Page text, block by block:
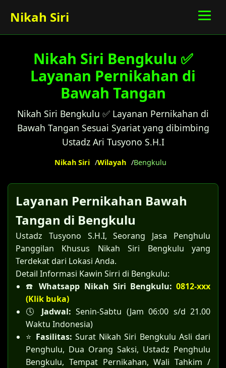
Nikah Siri
Nikah Siri Bengkulu ✅
Layanan Pernikahan di
Bawah Tangan
Nikah Siri Bengkulu ✅ Layanan Pernikahan di
Bawah Tangan Sesuai Syariat yang dibimbing
Ustadz Ari Tusyono S.H.I
Nikah Siri Wilayah Bengkulu
Layanan Pernikahan Bawah
Tangan di Bengkulu
Ustadz Tusyono S.H.I, Seorang Jasa Penghulu
Panggilan Khusus Nikah Siri Bengkulu yang
Terdekat dari Lokasi Anda.
Detail Informasi Kawin Sirri di Bengkulu:
☎️Whatsapp Nikah Siri Bengkulu:0812-xxx
(Klik buka)
🕓 Jadwal: Senin-Sabtu (Jam 06:00 s/d 21.00
Waktu Indonesia)
⭐ Fasilitas: Surat Nikah Siri Bengkulu Asli dari
Penghulu, Dua Orang Saksi, Ustadz Penghulu
Bengkulu, Tempat Pernikahan, Wali Tahkim /